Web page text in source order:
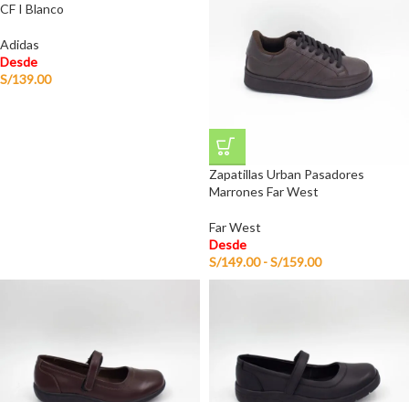
CF I Blanco
Adidas
Desde
S/139.00
Zapatillas Urban Pasadores
Marrones Far West
Far West
Desde
S/149.00 -S/159.00